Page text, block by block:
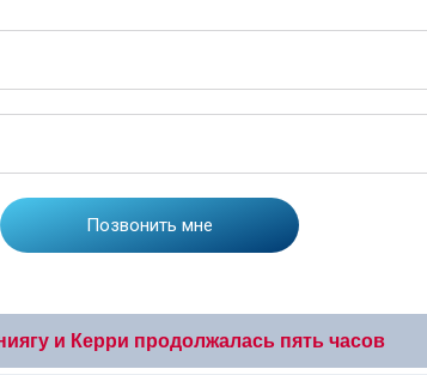
и Керри продолжалась пять часов